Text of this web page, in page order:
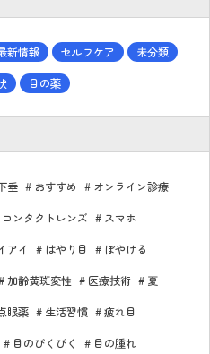
新情報 セルフケア 未分類
目の薬
垂 おすすめ オンライン診療
コンタクトレンズ スマホ
アイ はやり目 ぼやける
加齢黄斑変性 医療技術 夏
眼薬 生活習慣 疲れ目
目のぴくぴく 目の腫れ